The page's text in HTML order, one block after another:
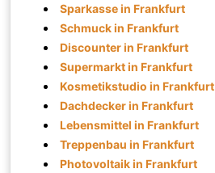
Sparkasse in Frankfurt
Schmuck in Frankfurt
Discounter in Frankfurt
Supermarkt in Frankfurt
Kosmetikstudio in Frankfurt
Dachdecker in Frankfurt
Lebensmittel in Frankfurt
Treppenbau in Frankfurt
Photovoltaik in Frankfurt